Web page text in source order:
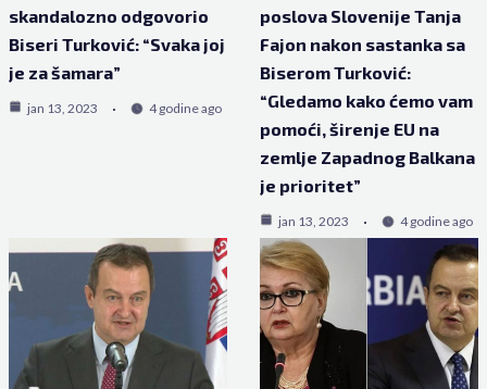
skandalozno odgovorio
Biseri Turković: “Svaka joj
je za šamara”
jan 13, 2023 4 godine ago
poslova Slovenije Tanja
Fajon nakon sastanka sa
Biserom Turković:
“Gledamo kako ćemo vam
pomoći, širenje EU na
zemlje Zapadnog Balkana
je prioritet”
jan 13, 2023 4 godine ago